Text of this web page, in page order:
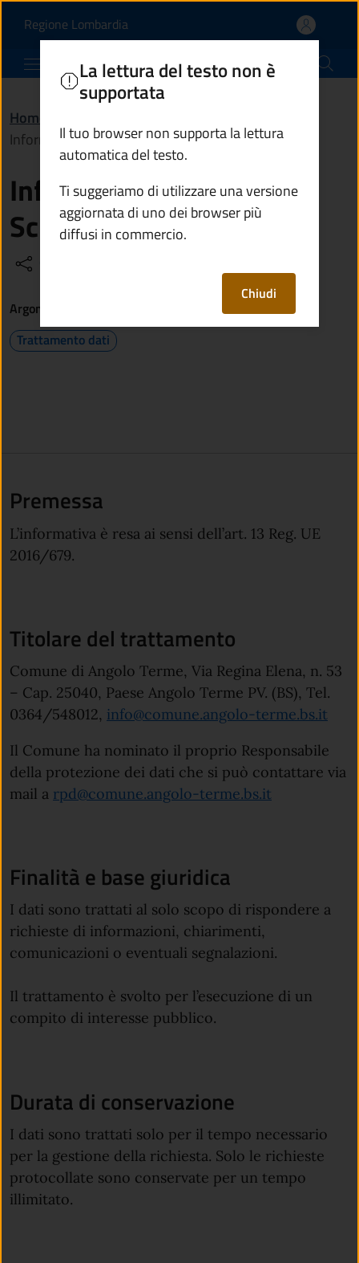
Informativa privacy -
Regione Lombardia(apre in un'altra scheda).
Comune di Angolo Terme
Home
Informativa privacy - Scrivici dal web
Informativa privacy -
Scrivici dal web
La lettura del testo non è
supportata
Il tuo browser non supporta la lettura
automatica del testo.
Ti suggeriamo di utilizzare una versione
aggiornata di uno dei browser più
diffusi in commercio.
Chiudi
Argomenti
Trattamento dati
Premessa
L’informativa è resa ai sensi dell’art. 13 Reg. UE
2016/679.
Titolare del trattamento
Comune di Angolo Terme, Via Regina Elena, n. 53
– Cap. 25040, Paese Angolo Terme PV. (BS), Tel.
0364/548012, info@comune.angolo-terme.bs.it
Il Comune ha nominato il proprio Responsabile
della protezione dei dati che si può contattare via
mail a rpd@comune.angolo-terme.bs.it
Finalità e base giuridica
I dati sono trattati al solo scopo di rispondere a
richieste di informazioni, chiarimenti,
comunicazioni o eventuali segnalazioni.
Il trattamento è svolto per l’esecuzione di un
compito di interesse pubblico.
Durata di conservazione
I dati sono trattati solo per il tempo necessario
per la gestione della richiesta. Solo le richieste
protocollate sono conservate per un tempo
illimitato.